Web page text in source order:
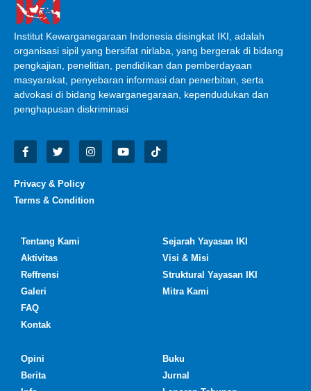
Institut Kewarganegaraan Indonesia disingkat IKI, adalah
organisasi sipil yang bersifat nirlaba, yang bergerak di bidang
pengkajian, penelitian, pendidikan dan pemberdayaan
masyarakat, penyebaran informasi dan penerbitan, serta
advokasi di bidang kewarganegaraan, kependudukan dan
penghapusan diskriminasi
Privacy & Policy
Terms & Condition
Tentang Kami
Aktivitas
Reffrensi
Galeri
FAQ
Kontak
Sejarah Yayasan IKI
Visi & Misi
Struktural Yayasan IKI
Mitra Kami
Opini
Berita
Buku
Jurnal